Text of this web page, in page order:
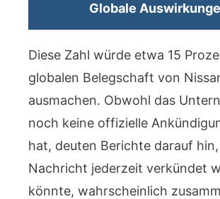
Globale
Diese Zahl würde etwa 15
globalen Belegschaft von
ausmachen. Obwohl das
noch keine offizielle
hat, deuten Berichte darauf
Nachricht jederzeit verkündet
könnte, wahrscheinlich